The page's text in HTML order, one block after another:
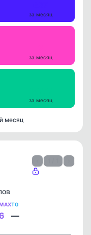
за месяц
за месяц
за месяц
месяц
TG
—